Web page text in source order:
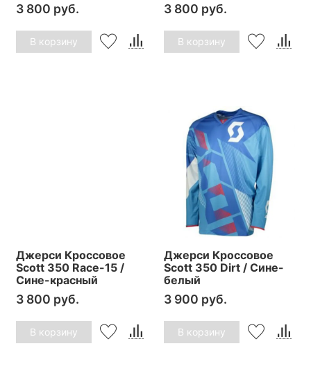
3 800 руб.
В корзину
3 800 руб.
В корзину
Джерси Кроссовое
Scott 350 Race-15 /
Сине-красный
3 800 руб.
В корзину
Джерси Кроссовое
Scott 350 Dirt / Сине-
белый
3 900 руб.
В корзину